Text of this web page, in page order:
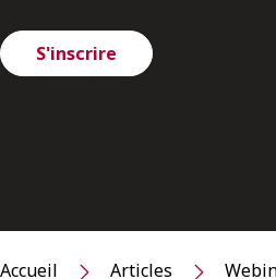
S'inscrire
Accueil Articles